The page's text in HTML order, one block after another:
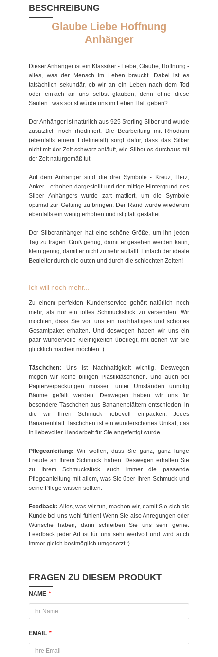
FRAGEN ZU DIESEM PRODUKT
NAME *
EMAIL *
BESCHREIBUNG
Glaube Liebe Hoffnung
Anhänger
Dieser Anhänger ist ein Klassiker - Liebe, Glaube, Hoffnung -
alles, was der Mensch im Leben braucht. Dabei ist es
tatsächlich sekundär, ob wir an ein Leben nach dem Tod
oder einfach an uns selbst glauben, denn ohne diese
Säulen.. was sonst würde uns im Leben Halt geben?
Der Anhänger ist natürlich aus 925 Sterling Silber und wurde
zusätzlich noch rhodiniert. Die Bearbeitung mit Rhodium
(ebenfalls einem Edelmetall) sorgt dafür, dass das Silber
nicht mit der Zeit schwarz anläuft, wie Silber es durchaus mit
der Zeit naturgemäß tut.
Auf dem Anhänger sind die drei Symbole - Kreuz, Herz,
Anker - erhoben dargestellt und der mittige Hintergrund des
Silber Anhängers wurde zart mattiert, um die Symbole
optimal zur Geltung zu bringen. Der Rand wurde wiederum
ebenfalls ein wenig erhoben und ist glatt gestaltet.
Der Silberanhänger hat eine schöne Größe, um ihn jeden
Tag zu tragen. Groß genug, damit er gesehen werden kann,
klein genug, damit er nicht zu sehr auffällt. Einfach der ideale
Begleiter durch die guten und durch die schlechten Zeiten!
Ich will noch mehr...
Zu einem perfekten Kundenservice gehört natürlich noch
mehr, als nur ein tolles Schmuckstück zu versenden. Wir
möchten, dass Sie von uns ein nachhaltiges und schönes
Gesamtpaket erhalten. Und deswegen haben wir uns ein
paar wundervolle Kleinigkeiten überlegt, mit denen wir Sie
glücklich machen möchten :)
Täschchen: Uns ist Nachhaltigkeit wichtig. Deswegen
mögen wir keine billigen Plastiktäschchen. Und auch bei
Papierverpackungen müssen unter Umständen unnötig
Bäume gefällt werden. Deswegen haben wir uns für
besondere Täschchen aus Bananenblättern entschieden, in
die wir Ihren Schmuck liebevoll einpacken. Jedes
Bananenblatt Täschchen ist ein wunderschönes Unikat, das
in liebevoller Handarbeit für Sie angefertigt wurde.
Pflegeanleitung: Wir wollen, dass Sie ganz, ganz lange
Freude an Ihrem Schmuck haben. Deswegen erhalten Sie
zu Ihrem Schmuckstück auch immer die passende
Pflegeanleitung mit allem, was Sie über Ihren Schmuck und
seine Pflege wissen sollten.
Feedback: Alles, was wir tun, machen wir, damit Sie sich als
Kunde bei uns wohl fühlen! Wenn Sie also Anregungen oder
Wünsche haben, dann schreiben Sie uns sehr gerne.
Feedback jeder Art ist für uns sehr wertvoll und wird auch
immer gleich bestmöglich umgesetzt :)